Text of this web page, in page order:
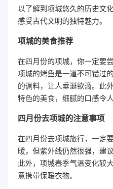
以了解到项城悠久的历史文
感受古代文明的独特魅力。
项城的美食推荐
在四月份的项城，你一定要
项城的烤鱼是一道不可错过
的调料，让人垂涎欲滴。此
特色的美食，细腻的口感令人
四月份去项城的注意事项
在四月份去项城旅行，一定
暖，但紫外线仍然很强，建
此外，项城春季气温变化较
意携带保暖衣物。